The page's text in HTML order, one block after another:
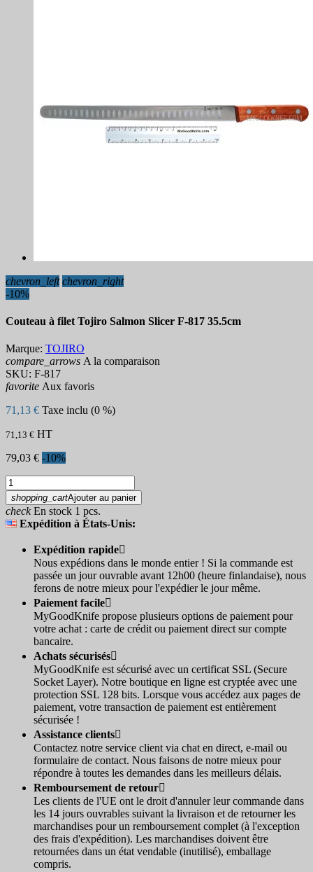
chevron_left chevron_right
-10%
Couteau à filet Tojiro Salmon Slicer F-817 35.5cm
Marque: TOJIRO
compare_arrows A la comparaison
SKU: F-817
favorite Aux favoris
71,13 € Taxe inclu (0 %)
71,13 € HT
79,03 € -10%
shopping_cartAjouter au panier
checkEn stock 1 pcs.
Expédition à États-Unis:
Expédition rapide
Nous expédions dans le monde entier ! Si la commande est
passée un jour ouvrable avant 12h00 (heure finlandaise), nous
ferons de notre mieux pour l'expédier le jour même.
Paiement facile
MyGoodKnife propose plusieurs options de paiement pour
votre achat : carte de crédit ou paiement direct sur compte
bancaire.
Achats sécurisés
MyGoodKnife est sécurisé avec un certificat SSL (Secure
Socket Layer). Notre boutique en ligne est cryptée avec une
protection SSL 128 bits. Lorsque vous accédez aux pages de
paiement, votre transaction de paiement est entièrement
sécurisée !
Assistance clients
Contactez notre service client via chat en direct, e-mail ou
formulaire de contact. Nous faisons de notre mieux pour
répondre à toutes les demandes dans les meilleurs délais.
Remboursement de retour
Les clients de l'UE ont le droit d'annuler leur commande dans
les 14 jours ouvrables suivant la livraison et de retourner les
marchandises pour un remboursement complet (à l'exception
des frais d'expédition). Les marchandises doivent être
retournées dans un état vendable (inutilisé), emballage
compris.